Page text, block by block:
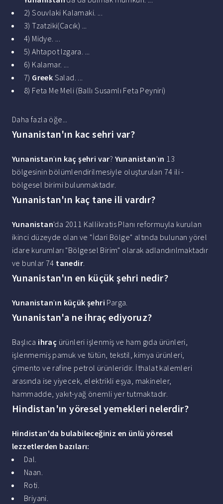
2) Souvlaki Kalamaki. ...
3) Tzatziki(Cacık) ...
4) Midye. ...
5) Ahtapot Izgara. ...
6) Kalamar. ...
7) Greek Salad. ...
8) Feta Me Meli (Ballı Susamlı Feta Peyniri)
Daha fazla öğe...
Yunanistan'ın kac sehri var?
Yunanistan'ın kaç şehri var? Yunanistan'ın 13
bölgesinin bölümlendirilmesiyle oluşturulan 74 ili -
bölgesel birimi bulunmaktadır.
Yunanistan'ın kaç tane ili vardır?
Yunanistan'da 2011 Kallikratis Planı reformuyla kurulan
ikinci düzeyde olan ve "İdari Bölge" altında bulunan yörel
idare kurumları "Bölgesel Birim" olarak adlandırılmaktadır
ve bunlar 74 tanedir.
Yunanistan'ın en küçük şehri nedir?
Yunanistan'ın küçük şehri Parga.
Yunanistan'a ne ihraç ediyoruz?
Başlıca ihraç ürünleri işlenmiş ve ham gıda ürünleri,
işlenmemiş pamuk ve tütün, tekstil, kimya ürünleri,
çimento ve rafine petrol ürünleridir. İthalat kalemleri
arasında ise yiyecek, elektrikli eşya, makineler,
hammadde, yakıt-yağ önemli yer tutmaktadır.
Hindistan'ın yöresel yemekleri nelerdir?
Hindistan'da bulabileceğiniz en ünlü yöresel
lezzetlerden bazıları:
Dal.
Naan.
Roti.
Briyani.